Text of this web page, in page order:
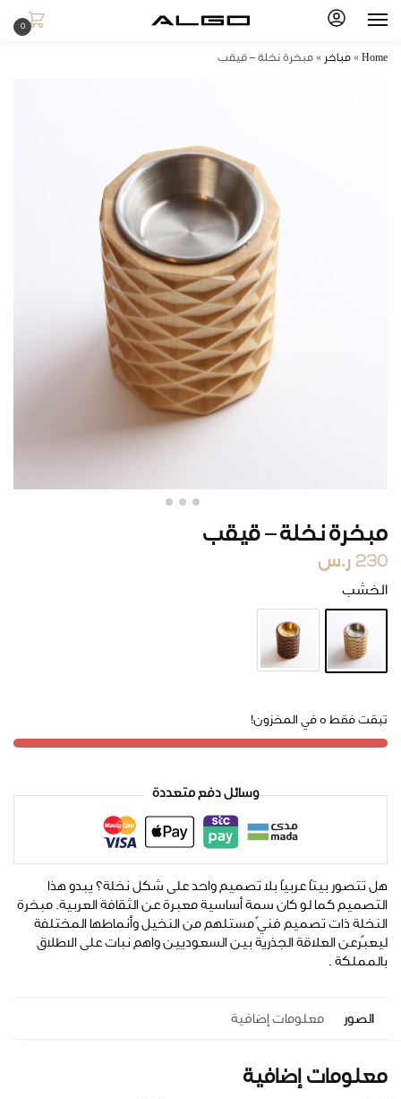
0
Home
» مباخر » مبخرة نخلة – قيقب
مبخرة نخلة – قيقب
230 ر.س
الخشب
تبقت فقط 5 في المخزون!
وسائل دفع متعددة
هل تتصور بيتًا عربيًا بلا تصميم واحد على شكل نخلة؟ يبدو هذا
التصميم كما لو كان سمة أساسية معبرة عن الثقافة العربية. مبخرة
النخلة ذات تصميم فنيّ مستلهم من النخيل وأنماطها المختلفة
ليعبّرعن العلاقة الجذرية بين السعوديين واهم نبات على الاطلاق
بالمملكة .
الصور معلومات إضافية
معلومات إضافية